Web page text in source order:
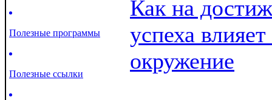
Полезные программы
Полезные ссылки
Как на
успеха
окружение